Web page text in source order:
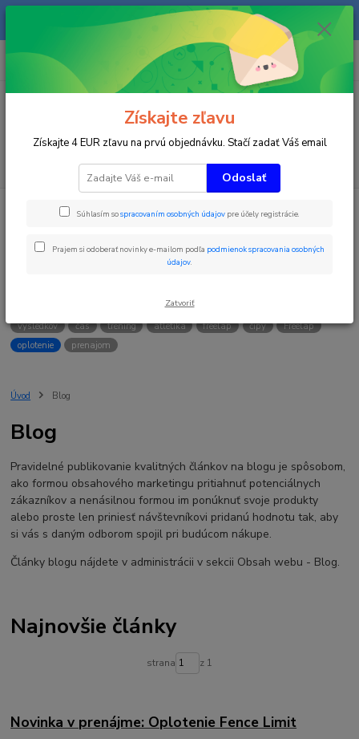
Na našom eshope sa priebežne pracuje a tovar sa priebežne dopĺňa. radi
Vás obslúžime i telefonicky na +421 911 906 066.
+421903906066
(Po-Pia, 9-16 hod.)
slovakia
výsledkov
čas tréning atletika freelap čipy
Freelap
oplotenie
prenajom
Úvod Blog
Blog
Pravidelné publikovanie kvalitných článkov na blogu je spôsobom,
ako formou obsahového marketingu pritiahnuť potenciálnych
zákazníkov a nenásilnou formou im ponúknuť svoje produkty
alebo proste len priniesť návštevníkovi pridanú hodnotu tak, aby
si vás s daným odborom spojil pri budúcom nákupe.
Články blogu nájdete v administrácii v sekcii Obsah webu - Blog.
Najnovšie články
strana z 1
Novinka v prenájme: Oplotenie Fence Limit
Získajte zľavu
Získajte 4 EUR zľavu na prvú objednávku. Stačí zadať Váš email
Odoslať
Súhlasím sospracovaním osobných údajov pre účely registrácie.
Prajem si odoberať novinky e-mailom podľa podmienok spracovania osobných
údajov
Zatvoriť